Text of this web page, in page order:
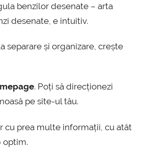
benzilor desenate – arta
desenate, e intuitiv.
separare și organizare, crește
. Poți să direcționezi
pe site-ul tău.
cu prea multe informații, cu atât
optim.